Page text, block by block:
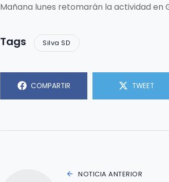
Mañana lunes retomarán la actividad en
Tags Silva SD
COMPARTIR TWEET
NOTICIA ANTERIOR